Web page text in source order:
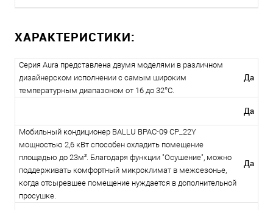
ХАРАКТЕРИСТИКИ:
Серия Aura представлена двумя моделями в различном
дизайнерском исполнении с самым широким
температурным диапазоном от 16 до 32°С.
Да
Да
Мобильный кондиционер BALLU BPAC-09 CP_22Y
мощностью 2,6 кВт способен охладить помещение
площадью до 23м². Благодаря функции "Осушение", можно
поддерживать комфортный микроклимат в межсезонье,
когда отсыревшее помещение нуждается в дополнительной
просушке.
Да